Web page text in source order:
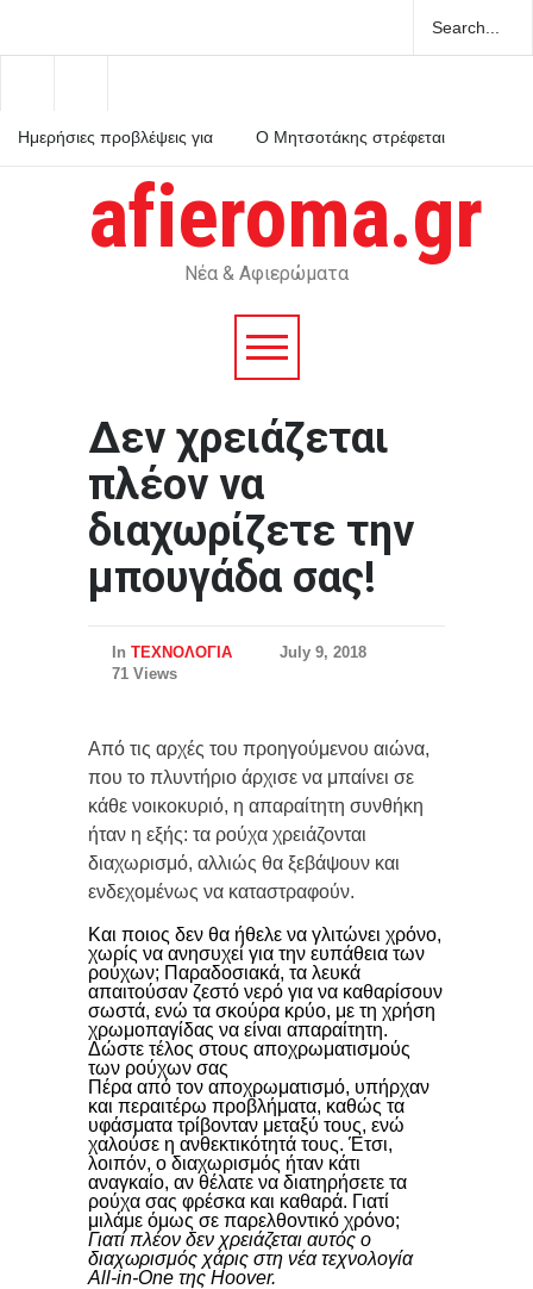
Ημερήσιες προβλέψεις για
Ο Μητσοτάκης στρέφεται
Χανιά: ΕΔΕ για τους
αστυνομικούς που έχασαν
την 75χρονη από το τμήμα
– Βρέθηκε νεκρή μετά από
afieroma.gr
Νέα & Αφιερώματα
Δεν χρειάζεται
πλέον να
διαχωρίζετε την
μπουγάδα σας!
In ΤΕΧΝΟΛΟΓΙΑ
July 9, 2018
71 Views
Από τις αρχές του προηγούμενου αιώνα,
που το πλυντήριο άρχισε να μπαίνει σε
κάθε νοικοκυριό, η απαραίτητη συνθήκη
ήταν η εξής: τα ρούχα χρειάζονται
διαχωρισμό, αλλιώς θα ξεβάψουν και
ενδεχομένως να καταστραφούν.
Και ποιος δεν θα ήθελε να γλιτώνει χρόνο,
χωρίς να ανησυχεί για την ευπάθεια των
ρούχων; Παραδοσιακά, τα λευκά
απαιτούσαν ζεστό νερό για να καθαρίσουν
σωστά, ενώ τα σκούρα κρύο, με τη χρήση
χρωμοπαγίδας να είναι απαραίτητη.
Δώστε τέλος στους αποχρωματισμούς
των ρούχων σας
Πέρα από τον αποχρωματισμό, υπήρχαν
και περαιτέρω προβλήματα, καθώς τα
υφάσματα τρίβονταν μεταξύ τους, ενώ
χαλούσε η ανθεκτικότητά τους. Έτσι,
λοιπόν, ο διαχωρισμός ήταν κάτι
αναγκαίο, αν θέλατε να διατηρήσετε τα
ρούχα σας φρέσκα και καθαρά. Γιατί
μιλάμε όμως σε παρελθοντικό χρόνο;
Γιατί πλέον δεν χρειάζεται αυτός ο
διαχωρισμός χάρις στη νέα τεχνολογία
All-in-One της Hoover.